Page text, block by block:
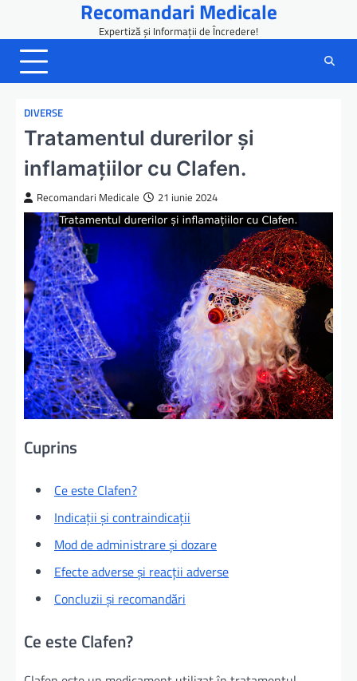
content
Recomandari Medicale
Expertiză și Informații de Încredere!
DIVERSE
Tratamentul durerilor și
inflamațiilor cu Clafen.
Recomandari Medicale 21 iunie 2024
Cuprins
Ce este Clafen?
Indicații și contraindicații
Mod de administrare și dozare
Efecte adverse și reacții adverse
Concluzii și recomandări
Ce este Clafen?